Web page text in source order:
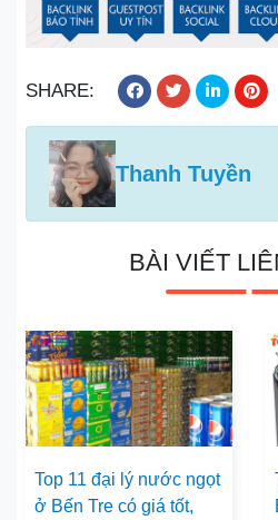
SHARE:
Thanh Tuyền
BÀI VIẾT
Top 11 đại lý nước ngọt
ở Bến Tre có giá tốt,